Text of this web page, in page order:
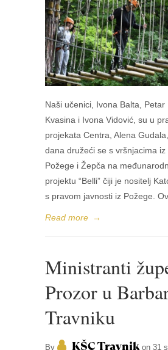
Naši učenici, Ivona Balta, Petar
Kvasina i Ivona Vidović, su u
projekata Centra, Alena
dana družeći se s vršnjacima iz
Požege i Žepča na
projektu “Belli” čiji je nositelj
s pravom javnosti iz Požege.
Read more →
Ministranti
Prozor u
Travniku
By KŠC Travnik on 31